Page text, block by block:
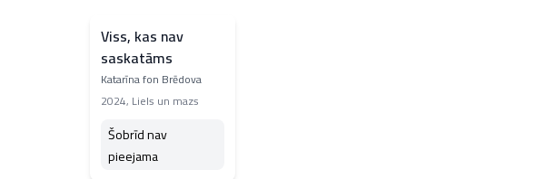
Viss, kas nav
saskatāms
Katarīna fon Brēdova
2024, Liels un mazs
Šobrīd nav
pieejama